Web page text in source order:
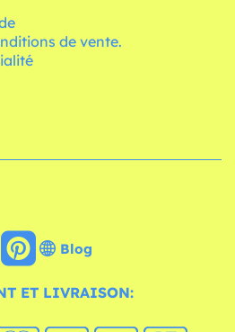
de vente.
Blog
ET LIVRAISON: